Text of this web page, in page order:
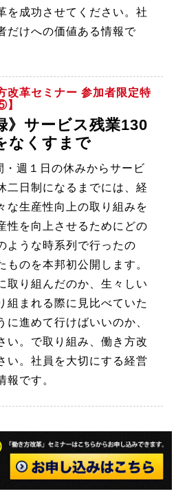
を成功させてください。社
だけへの価値ある情報で
改革セミナー 参加者限定特
】
》サービス残業130
なくすまで
週１日の休みからサービ
二日制になるまでには、経
な生産性向上の取り組みを
性を向上させるためにどの
ような時系列で行ったの
ものを本邦初公開します。
取り組んだのか、生々しい
組まれる際に見比べていた
に進めて行けばいいのか、
い。で取り組み、働き方改
い。社員を大切にする経営
報です。